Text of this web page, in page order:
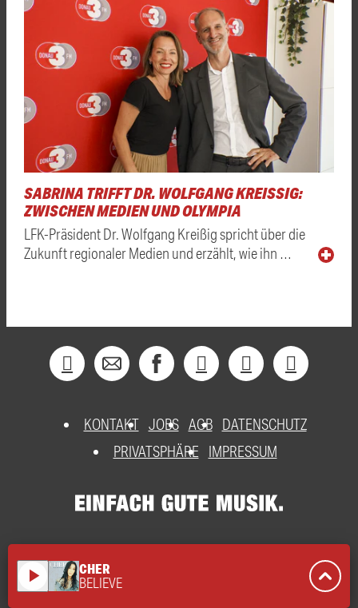
SABRINA TRIFFT DR. WOLFGANG KREISSIG: Z
WISCHEN MEDIEN UND OLYMPIA
LFK-Präsident Dr. Wolfgang Kreißig spricht über die
Zukunft regionaler Medien und erzählt, wie ihn …
KONTAKT JOBS AGB DATENSCHUTZ
PRIVATSPHÄRE
IMPRESSUM
play_arrow CHER
BELIEVE